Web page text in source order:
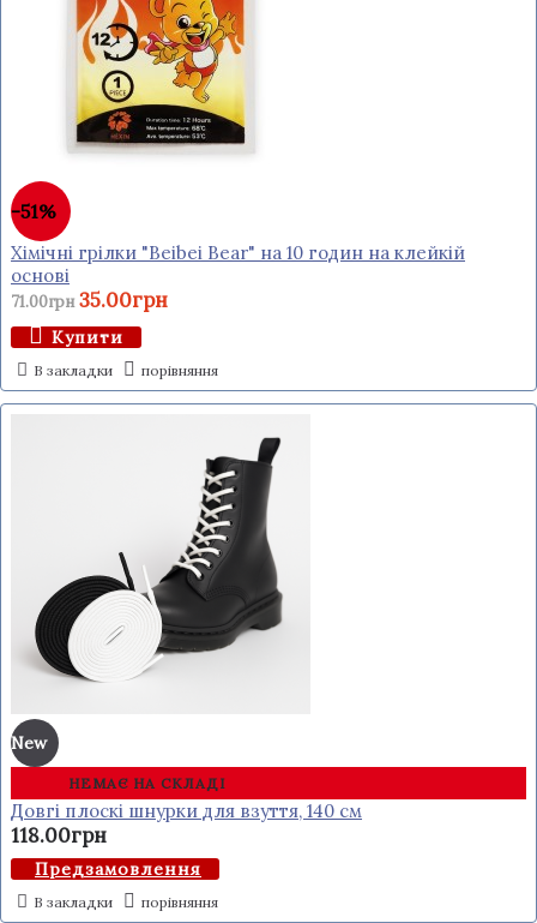
-51%
Хімічні грілки "Beibei Bear" на 10 годин на клейкій
основі
71.00грн 35.00грн
Купити
В закладки порівняння
New
НЕМАЄ НА СКЛАДІ
Довгі плоскі шнурки для взуття, 140 см
118.00грн
Предзамовлення
В закладки порівняння